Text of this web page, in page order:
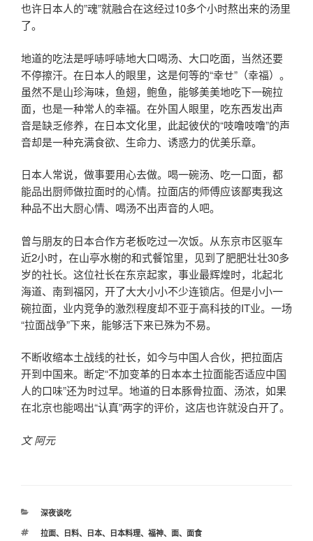
也许日本人的”魂”就融合在这经过10多个小时熬出来的汤里
了。
地道的吃法是呼哧呼哧地大口喝汤、大口吃面，当然还要
不停擦汗。在日本人的眼里，这是何等的“幸せ”（幸福）。
虽然不是山珍海味，鱼翅，鲍鱼，能够美美地吃下一碗拉
面，也是一种常人的幸福。在外国人眼里，吃东西发出声
音是缺乏修养，在日本文化里，此起彼伏的“吱噜吱噜”的声
音却是一种充满食欲、生命力、诱惑力的优美乐章。
日本人常说，做事要用心去做。喝一碗汤、吃一口面，都
能品出厨师做拉面时的心情。拉面店的师傅应该鄙夷我这
种品不出大厨心情、喝汤不出声音的人吧。
曾与朋友的日本合作方老板吃过一次饭。从东京市区驱车
近2小时，在山亭水榭的和式餐馆里，见到了肥肥壮壮30多
岁的社长。这位社长在东京起家，事业最辉煌时，北起北
海道、南到福冈，开了大大小小不少连锁店。但是小小一
碗拉面，业内竞争的激烈程度却不亚于高科技的IT业。一场
“拉面战争”下来，能够活下来已殊为不易。
不断收缩本土战线的社长，如今与中国人合伙，把拉面店
开到中国来。断定“不加变革的日本本土拉面能否适应中国
人的口味”还为时过早。地道的日本豚骨拉面、汤浓，如果
在北京也能喝出“认真”两字的评价，这店也许就没白开了。
文 阿元
分
深夜谈吃
标
拉面、 日料、 日本、 日本料理、 福神、 面、 面食